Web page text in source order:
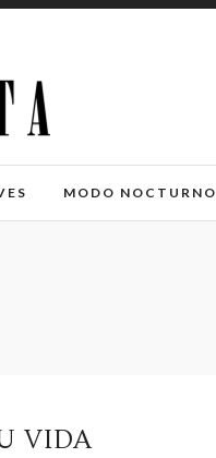
MODO NOCTURNO
VIDA